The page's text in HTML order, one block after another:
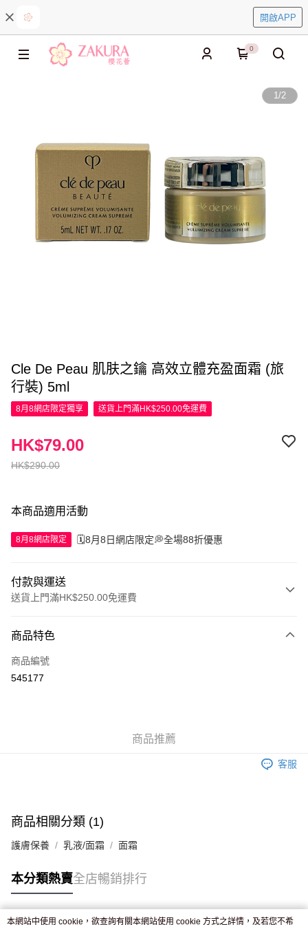
開啟APP
0
1/2
Cle De Peau 肌肤之鑰 高效立體充盈面霜 (旅
行裝) 5ml
8月8網店限定獨享 送貨上門滿HK$250.00免運費
HK$290.00
HK$79.00
本商品適用活動
8月8網店限定 🗓️8月8日網店限定💭全場88折優惠
付款與運送
送貨上門滿HK$250.00免運費
信用卡
Apple Pay
付款後門市自取，訂單確認後2-4個工作天到店，7天內取。逾期後
商品特色
商品編號
545177
商品推薦
客服
商品相關分類 (1)
護膚保養 乳液/面霜 面霜
本分類熱賣全店暢銷排行
本網站中使用 cookie，欲查詢有關本網站使用 cookie 方式之詳情，及若您不希